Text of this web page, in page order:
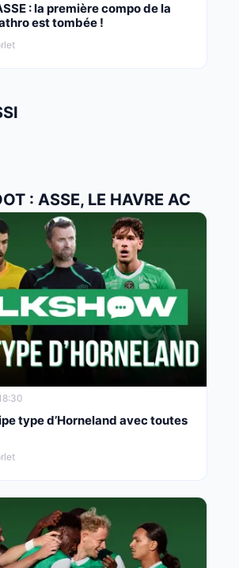
: la première compo de la
est tombée !
: ASSE, LE HAVRE AC
type d’Horneland avec toutes